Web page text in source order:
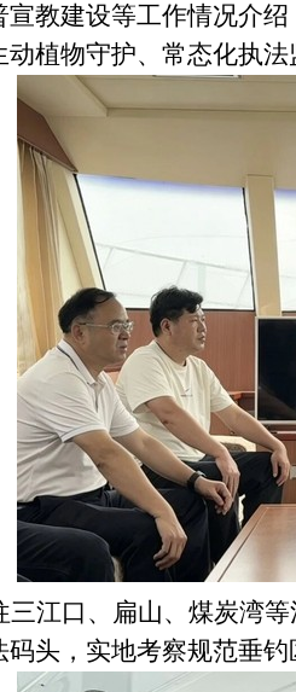
教建设等工作情况介
植物守护、常态化执法
江口、扁山、煤炭湾
头，实地考察规范垂